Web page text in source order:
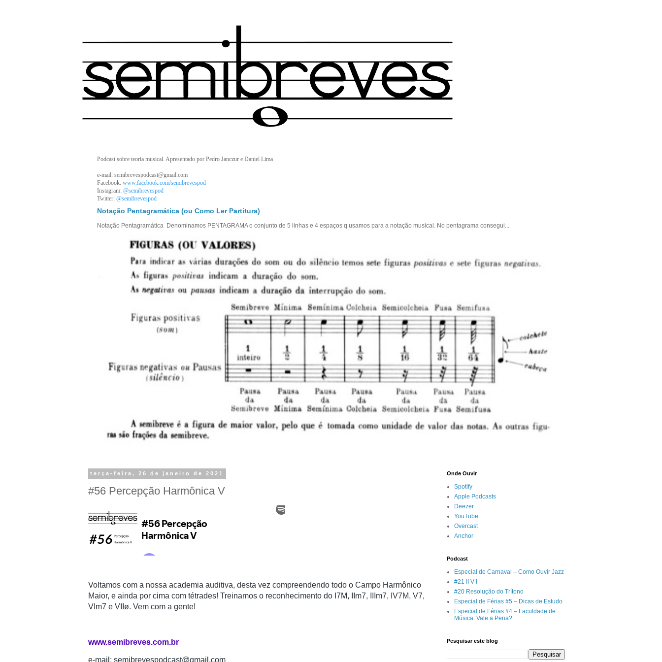
Podcast sobre teoria musical. Apresentado por Pedro Janczur e Daniel Lima
e-mail: semibrevespodcast@gmail.com
Facebook: www.facebook.com/semibrevespod
Instagram: @semibrevespod
Twitter: @semibrevespod
Notação Pentagramática (ou Como Ler Partitura)
Notação Pentagramática Denominamos PENTAGRAMA o conjunto de 5 linhas e 4 espaços q usamos para a notação musical. No pentagrama consegui...
terça-feira, 26 de janeiro de 2021
#56 Percepção Harmônica V
Voltamos com a nossa academia auditiva, desta vez compreendendo todo o Campo Harmônico
Maior, e ainda por cima com tétrades! Treinamos o reconhecimento do I7M, IIm7, IIIm7, IV7M, V7,
VIm7 e VIIø. Vem com a gente!
www.semibreves.com.br
e-mail: semibrevespodcast@gmail.com
Onde Ouvir
Spotify
Apple Podcasts
Deezer
YouTube
Overcast
Anchor
Podcast
Especial de Carnaval – Como Ouvir Jazz
#21 II V I
#20 Resolução do Trítono
Especial de Férias #5 – Dicas de Estudo
Especial de Férias #4 – Faculdade de
Música: Vale a Pena?
Pesquisar este blog